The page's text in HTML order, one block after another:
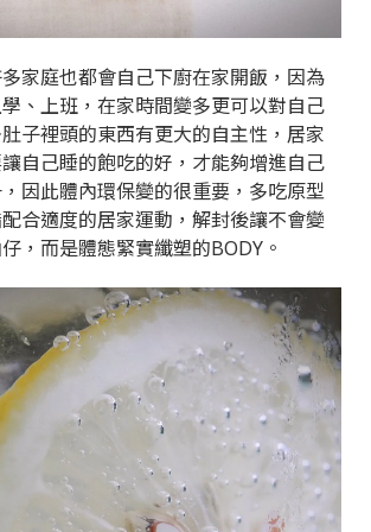
家庭也都會自己下廚在家開飯，因為
、上班，在家時間變多更可以對自己
子裡頭的東西有更大的自主性，居家
自己睡的飽吃的好，才能夠增進自己
因此體內環保變的很重要，多吃原型
合適度的居家運動，解封後讓不會變
，而是體態緊實纖塑的BODY。